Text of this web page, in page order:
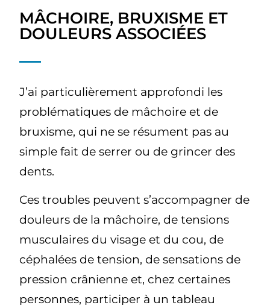
MÂCHOIRE, BRUXISME ET
DOULEURS ASSOCIÉES
J’ai particulièrement approfondi les
problématiques de mâchoire et de
bruxisme, qui ne se résument pas au
simple fait de serrer ou de grincer des
dents.
Ces troubles peuvent s’accompagner de
douleurs de la mâchoire, de tensions
musculaires du visage et du cou, de
céphalées de tension, de sensations de
pression crânienne et, chez certaines
personnes, participer à un tableau